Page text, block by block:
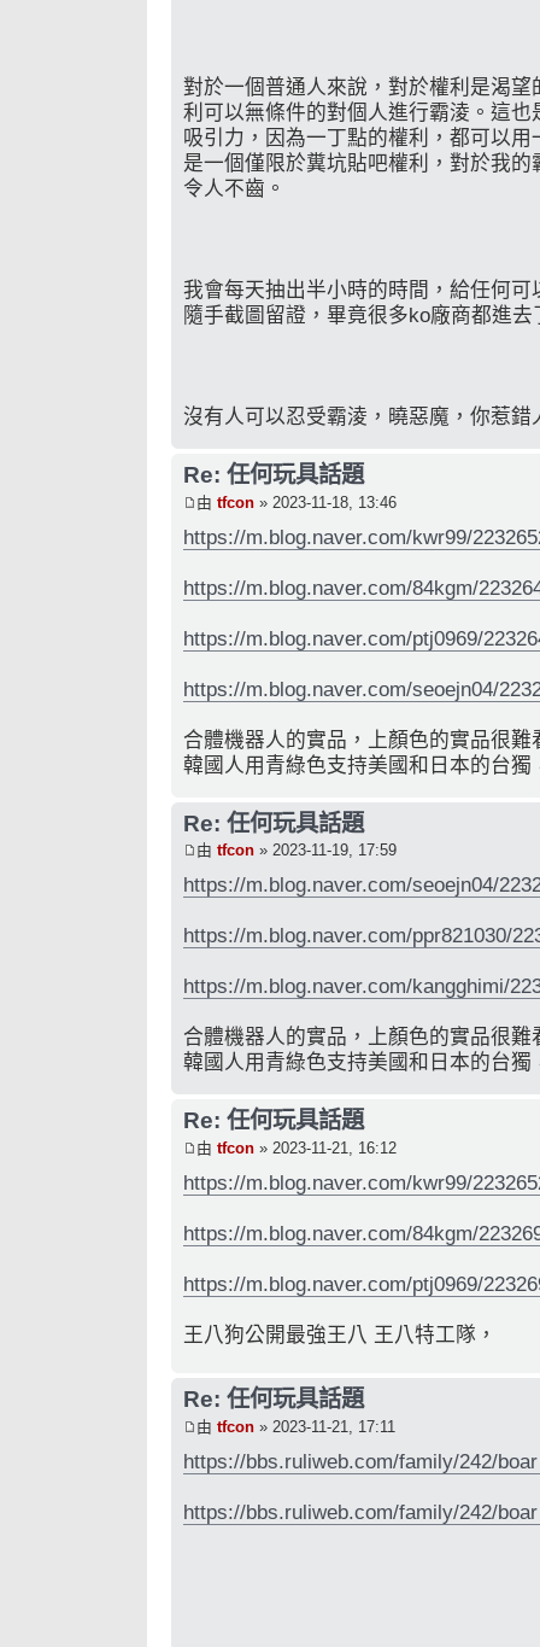
對於一個普通人來說，對於權利是渴
利可以無條件的對個人進行霸淩。這
吸引力，因為一丁點的權利，都可以
是一個僅限於糞坑貼吧權利，對於我
令人不齒。
我會每天抽出半小時的時間，給任何
隨手截圖留證，畢竟很多ko廠商都進去
沒有人可以忍受霸淩，曉惡魔，你惹錯
Re: 任何玩具話題
由 tfcon » 2023-11-18, 13:46
https://m.blog.naver.com/kwr99/
https://m.blog.naver.com/84kgm/
https://m.blog.naver.com/ptj0969/
https://m.blog.naver.com/seoejn04/
合體機器人的實品，上顏色的實品很
韓國人用青綠色支持美國和日本的台
Re: 任何玩具話題
由 tfcon » 2023-11-19, 17:59
https://m.blog.naver.com/seoejn04/
https://m.blog.naver.com/ppr821030/
https://m.blog.naver.com/kangghimi/
合體機器人的實品，上顏色的實品很
韓國人用青綠色支持美國和日本的台
Re: 任何玩具話題
由 tfcon » 2023-11-21, 16:12
https://m.blog.naver.com/kwr99/
https://m.blog.naver.com/84kgm/
https://m.blog.naver.com/ptj0969/
王八狗公開最強王八 王八特工隊，
Re: 任何玩具話題
由 tfcon » 2023-11-21, 17:11
https://bbs.ruliweb.com/family/242/
https://bbs.ruliweb.com/family/242/